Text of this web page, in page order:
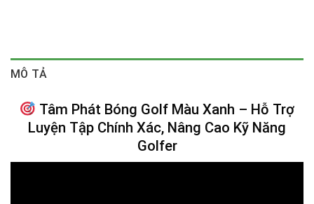
MÔ TẢ
Tâm Phát Bóng Golf Màu Xanh – Hỗ Trợ
Luyện Tập Chính Xác, Nâng Cao Kỹ Năng
Golfer